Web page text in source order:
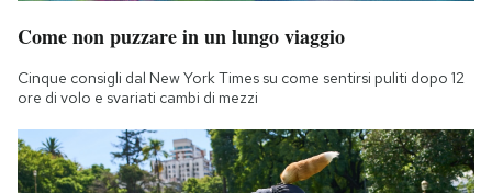
Come non puzzare in un lungo viaggio
Cinque consigli dal New York Times su come sentirsi puliti dopo 12
ore di volo e svariati cambi di mezzi